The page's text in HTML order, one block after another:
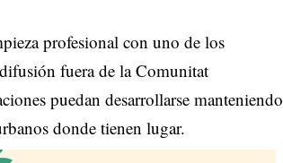
profesional con uno de los
fuera de la Comunitat
puedan desarrollarse manteniendo
donde tienen lugar.